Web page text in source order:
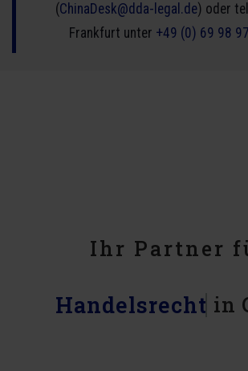
(ChinaDesk@dda-legal.de) oder
Frankfurt unter +49 (0) 69 98
Ihr Partner
Handelsrecht in